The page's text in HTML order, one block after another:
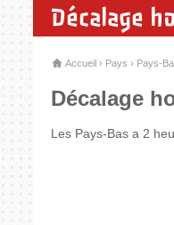
Décalage
Accueil › Pays › Pays-
Décalage
Les Pays-Bas a 2